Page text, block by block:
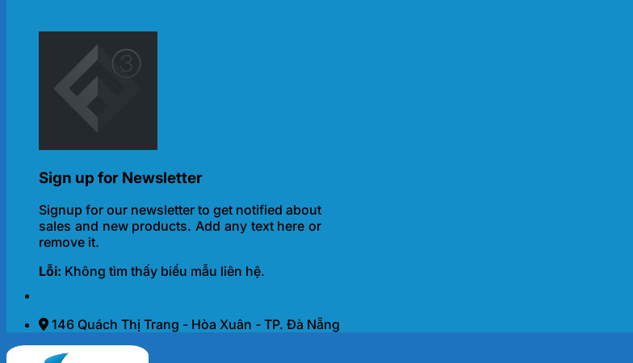
Sign up for Newsletter
Signup for our newsletter to get notified about
sales and new products. Add any text here or
remove it.
Lỗi: Không tìm thấy biểu mẫu liên hệ.
146 Quách Thị Trang - Hòa Xuân - TP. Đà Nẵng